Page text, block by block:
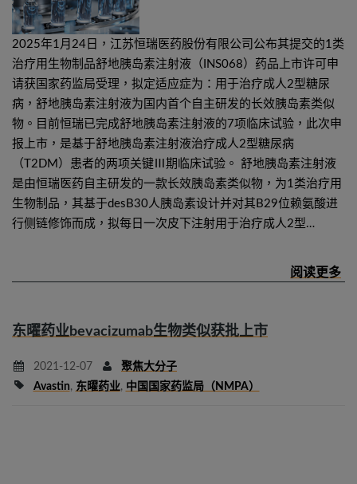
2025年1月24日，江苏恒瑞医药股份有限公司公布其提交的1类
治疗用生物制品舒地胰岛素注射液（INS068）药品上市许可申
请获国家药监局受理，拟定适应症为：用于治疗成人2型糖尿
病，舒地胰岛素注射液为国内首个自主研发的长效胰岛素类似
物。目前恒瑞已完成舒地胰岛素注射液的7项临床试验，此次申
报上市，是基于舒地胰岛素注射液治疗成人2型糖尿病
（T2DM）患者的两项关键Ⅲ期临床试验。 舒地胰岛素注射液
是由恒瑞医药自主研发的一款长效胰岛素类似物，为1类治疗用
生物制品，其基于desB30人胰岛素设计并对其B29位赖氨酸进
行侧链修饰而成，拟每日一次皮下注射用于治疗成人2型…
东曜药业bevacizumab生物类似获批上市
2021-12-07
聚焦大分子
Avastin, 东曜药业, 中国国家药监局（NMPA）